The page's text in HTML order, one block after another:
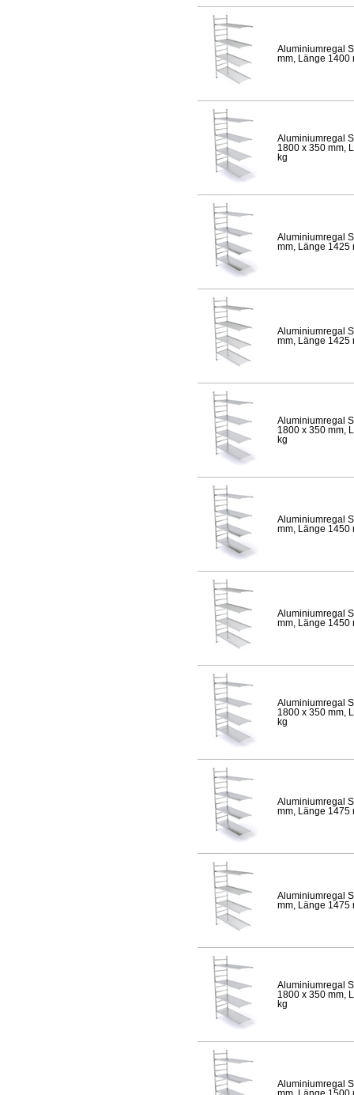
Aluminiumregal
mm, Länge 1400
Aluminiumregal
1800 x 350 mm,
kg
Aluminiumregal
mm, Länge 1425
Aluminiumregal
mm, Länge 1425
Aluminiumregal
1800 x 350 mm,
kg
Aluminiumregal
mm, Länge 1450
Aluminiumregal
mm, Länge 1450
Aluminiumregal
1800 x 350 mm,
kg
Aluminiumregal
mm, Länge 1475
Aluminiumregal
mm, Länge 1475
Aluminiumregal
1800 x 350 mm,
kg
Aluminiumregal